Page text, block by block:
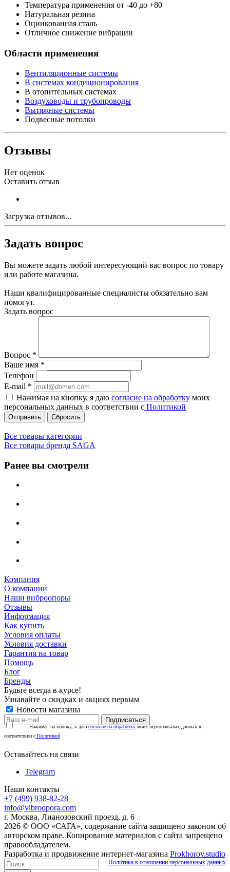
Температура применения от -40 до +80
Натуральная резина
Оцинкованная сталь
Отличное снижение вибрации
Области применения
Вентиляционные системы
В системах кондиционирования
В отопительных системах
Воздуховоды и трубопроводы
Вытяжные системы
Подвесные потолки
Отзывы
Нет оценок
Оставить отзыв
Загрузка отзывов...
Задать вопрос
Вы можете задать любой интересующий вас вопрос по товару
или работе магазина.
Наши квалифицированные специалисты обязательно вам
помогут.
Задать вопрос
Вопрос *
Ваше имя *
Телефон
E-mail *
Нажимая на кнопку, я даю согласие на обработку моих
персональных данных в соответствии с Политикой
Сбросить
Все товары категории
Все товары бренда SAGA
Ранее вы смотрели
Компания
О компании
Наши виброопоры
Отзывы
Информация
Как купить
Условия оплаты
Условия доставки
Гарантия на товар
Помощь
Блог
Бренды
Будьте всегда в курсе!
Узнавайте о скидках и акциях первым
Новости магазина
Нажимая на кнопку, я даюсогласие на обработкумоих персональных данных в
соответствии с Политикой
Оставайтесь на связи
Telegram
Наши контакты
+7 (499) 938-82-28
info@vibroopora.com
г. Москва, Лианозовский проезд, д. 6
2026 © ООО «САГА», содержание сайта защищено законом об
авторском праве. Копирование материалов с сайта запрещено
правообладателем.
Разработка и продвижение интернет-магазина Prokhorov.studio
Политика в отношении персональных данных